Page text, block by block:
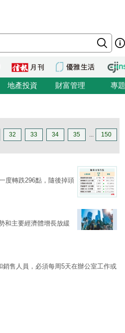
地產投資 財富管理 專題
32 33 34 35 ... 150
度轉跌296點，隨後掉頭
和主要經濟體增長放緩
售人員，必須每周5天在辦公室工作或